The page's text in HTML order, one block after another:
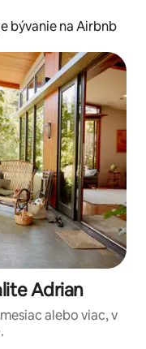
bývanie na Airbnb
Adrian
alebo viac, v